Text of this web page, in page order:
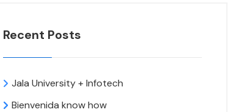
Recent Posts
Jala University + Infotech
Bienvenida know how